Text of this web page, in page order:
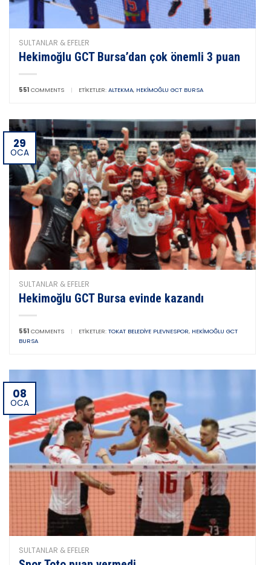
SULTANLAR & EFELER
Hekimoğlu GCT Bursa’dan çok önemli 3 puan
551 COMMENTS | ETIKETLER: ALTEKMA, HEKIMOĞLU GCT BURSA
29
OCA
SULTANLAR & EFELER
Hekimoğlu GCT Bursa evinde kazandı
551 COMMENTS | ETIKETLER: TOKAT BELEDIYE PLEVNESPOR, HEKIMOĞLU GCT
BURSA
08
OCA
SULTANLAR & EFELER